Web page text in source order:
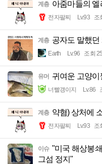
계층 아줌마들의
전자팔찌 Lv.93 조
계층 공자도 말했
Earth Lv.96 조회
유머 귀여운 고양이
너빨갱이지 Lv.86
계층 약혐) 상처에
전자팔찌 Lv.93 조
이슈 "미국 해상봉
그섬 정지"